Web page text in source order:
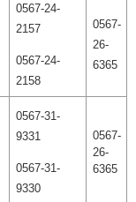
0567-24-
2157
0567-24-
2158
0567-
26-
6365
0567-31-
9331
0567-31-
9330
0567-
26-
6365